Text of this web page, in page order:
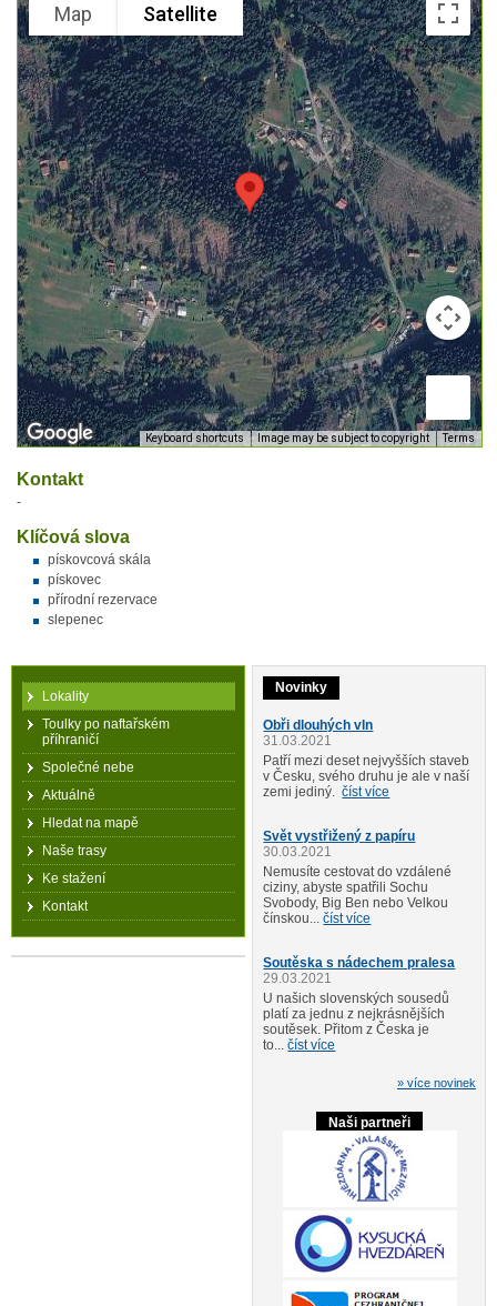
Map Satellite
Keyboard shortcuts Image may be subject to copyright Terms
Kontakt
-
Klíčová slova
pískovcová skála
pískovec
přírodní rezervace
slepenec
Novinky
Obři dlouhých vln
31.03.2021
Patří mezi deset nejvyšších staveb
v Česku, svého druhu je ale v naší
zemi jediný.číst více
Svět vystřižený z papíru
30.03.2021
Nemusíte cestovat do vzdálené
ciziny, abyste spatřili Sochu
Svobody, Big Ben nebo Velkou
čínskou...číst více
Soutěska s nádechem pralesa
29.03.2021
U našich slovenských sousedů
platí za jednu z nejkrásnějších
soutěsek. Přitom z Česka je
to...číst více
» více novinek
Naši partneři
Lokality
Toulky po naftařském
příhraničí
Společné nebe
Aktuálně
Hledat na mapě
Naše trasy
Ke stažení
Kontakt